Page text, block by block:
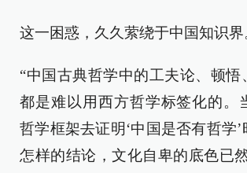
这一困惑，久久萦绕于中国知识界
“中国古典哲学中的工夫论、顿悟
都是难以用西方哲学标签化的。
哲学框架去证明‘中国是否有哲学’
怎样的结论，文化自卑的底色已